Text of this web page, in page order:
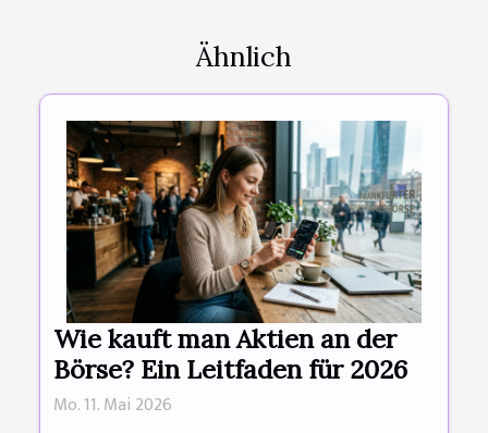
Ähnlich
Wie kauft man Aktien an der
Börse? Ein Leitfaden für 2026
Mo. 11. Mai 2026